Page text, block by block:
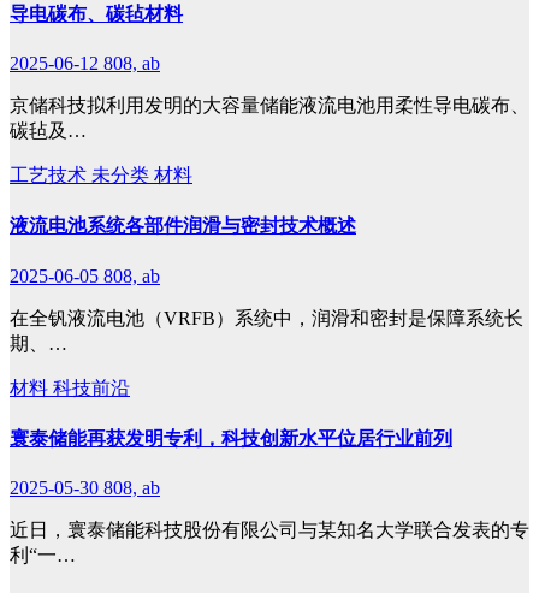
导电碳布、碳毡材料
2025-06-12 808, ab
京储科技拟利用发明的大容量储能液流电池用柔性导电碳布、
碳毡及…
工艺技术 未分类 材料
液流电池系统各部件润滑与密封技术概述
2025-06-05 808, ab
在全钒液流电池（VRFB）系统中，润滑和密封是保障系统长
期、…
材料 科技前沿
寰泰储能再获发明专利，科技创新水平位居行业前列
2025-05-30 808, ab
近日，寰泰储能科技股份有限公司与某知名大学联合发表的专
利“一…